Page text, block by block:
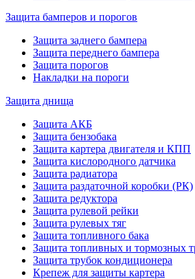
Защита бамперов и порогов
Защита заднего бампера
Защита переднего бампера
Защита порогов
Накладки на пороги
Защита днища
Защита АКБ
Защита бензобака
Защита картера двигателя и КПП
Защита кислородного датчика
Защита радиатора
Защита раздаточной коробки (РК)
Защита редуктора
Защита рулевой рейки
Защита рулевых тяг
Защита топливного бака
Защита топливных и тормозных
Защита трубок кондиционера
Крепеж для защиты картера